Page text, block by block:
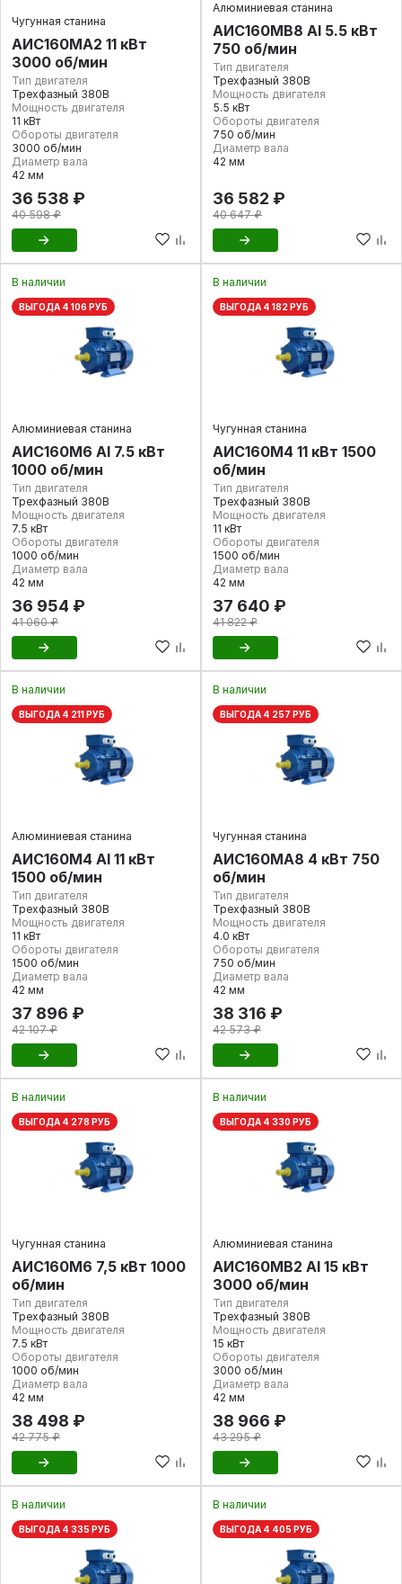
Чугунная станина
АИС160МА2 11 кВт
3000 об/мин
Тип двигателя
Трехфазный 380В
Мощность двигателя
11 кВт
Обороты двигателя
3000 об/мин
Диаметр вала
42 мм
36 538 ₽
40 598 ₽
Алюминиевая станина
АИС160МВ8 Al 5.5 кВт
750 об/мин
Тип двигателя
Трехфазный 380В
Мощность двигателя
5.5 кВт
Обороты двигателя
750 об/мин
Диаметр вала
42 мм
36 582 ₽
40 647 ₽
В наличии
ВЫГОДА 4 106 РУБ
Алюминиевая станина
АИС160М6 Al 7.5 кВт
1000 об/мин
Тип двигателя
Трехфазный 380В
Мощность двигателя
7.5 кВт
Обороты двигателя
1000 об/мин
Диаметр вала
42 мм
36 954 ₽
41 060 ₽
В наличии
ВЫГОДА 4 182 РУБ
Чугунная станина
АИС160М4 11 кВт 1500
об/мин
Тип двигателя
Трехфазный 380В
Мощность двигателя
11 кВт
Обороты двигателя
1500 об/мин
Диаметр вала
42 мм
37 640 ₽
41 822 ₽
В наличии
ВЫГОДА 4 211 РУБ
Алюминиевая станина
АИС160М4 Al 11 кВт
1500 об/мин
Тип двигателя
Трехфазный 380В
Мощность двигателя
11 кВт
Обороты двигателя
1500 об/мин
Диаметр вала
42 мм
37 896 ₽
42 107 ₽
В наличии
ВЫГОДА 4 257 РУБ
Чугунная станина
АИС160МА8 4 кВт 750
об/мин
Тип двигателя
Трехфазный 380В
Мощность двигателя
4.0 кВт
Обороты двигателя
750 об/мин
Диаметр вала
42 мм
38 316 ₽
42 573 ₽
В наличии
ВЫГОДА 4 278 РУБ
Чугунная станина
АИС160М6 7,5 кВт 1000
об/мин
Тип двигателя
Трехфазный 380В
Мощность двигателя
7.5 кВт
Обороты двигателя
1000 об/мин
Диаметр вала
42 мм
38 498 ₽
42 775 ₽
В наличии
ВЫГОДА 4 330 РУБ
Алюминиевая станина
АИС160МВ2 Al 15 кВт
3000 об/мин
Тип двигателя
Трехфазный 380В
Мощность двигателя
15 кВт
Обороты двигателя
3000 об/мин
Диаметр вала
42 мм
38 966 ₽
43 295 ₽
В наличии
ВЫГОДА 4 335 РУБ
В наличии
ВЫГОДА 4 405 РУБ